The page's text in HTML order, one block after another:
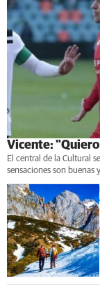
Vicente:
El central de la Cultural
sensaciones son buenas